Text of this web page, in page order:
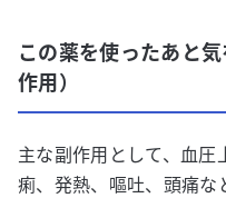
この薬を使ったあと
作用）
主な副作用として、血
痢、発熱、嘔吐、頭痛な